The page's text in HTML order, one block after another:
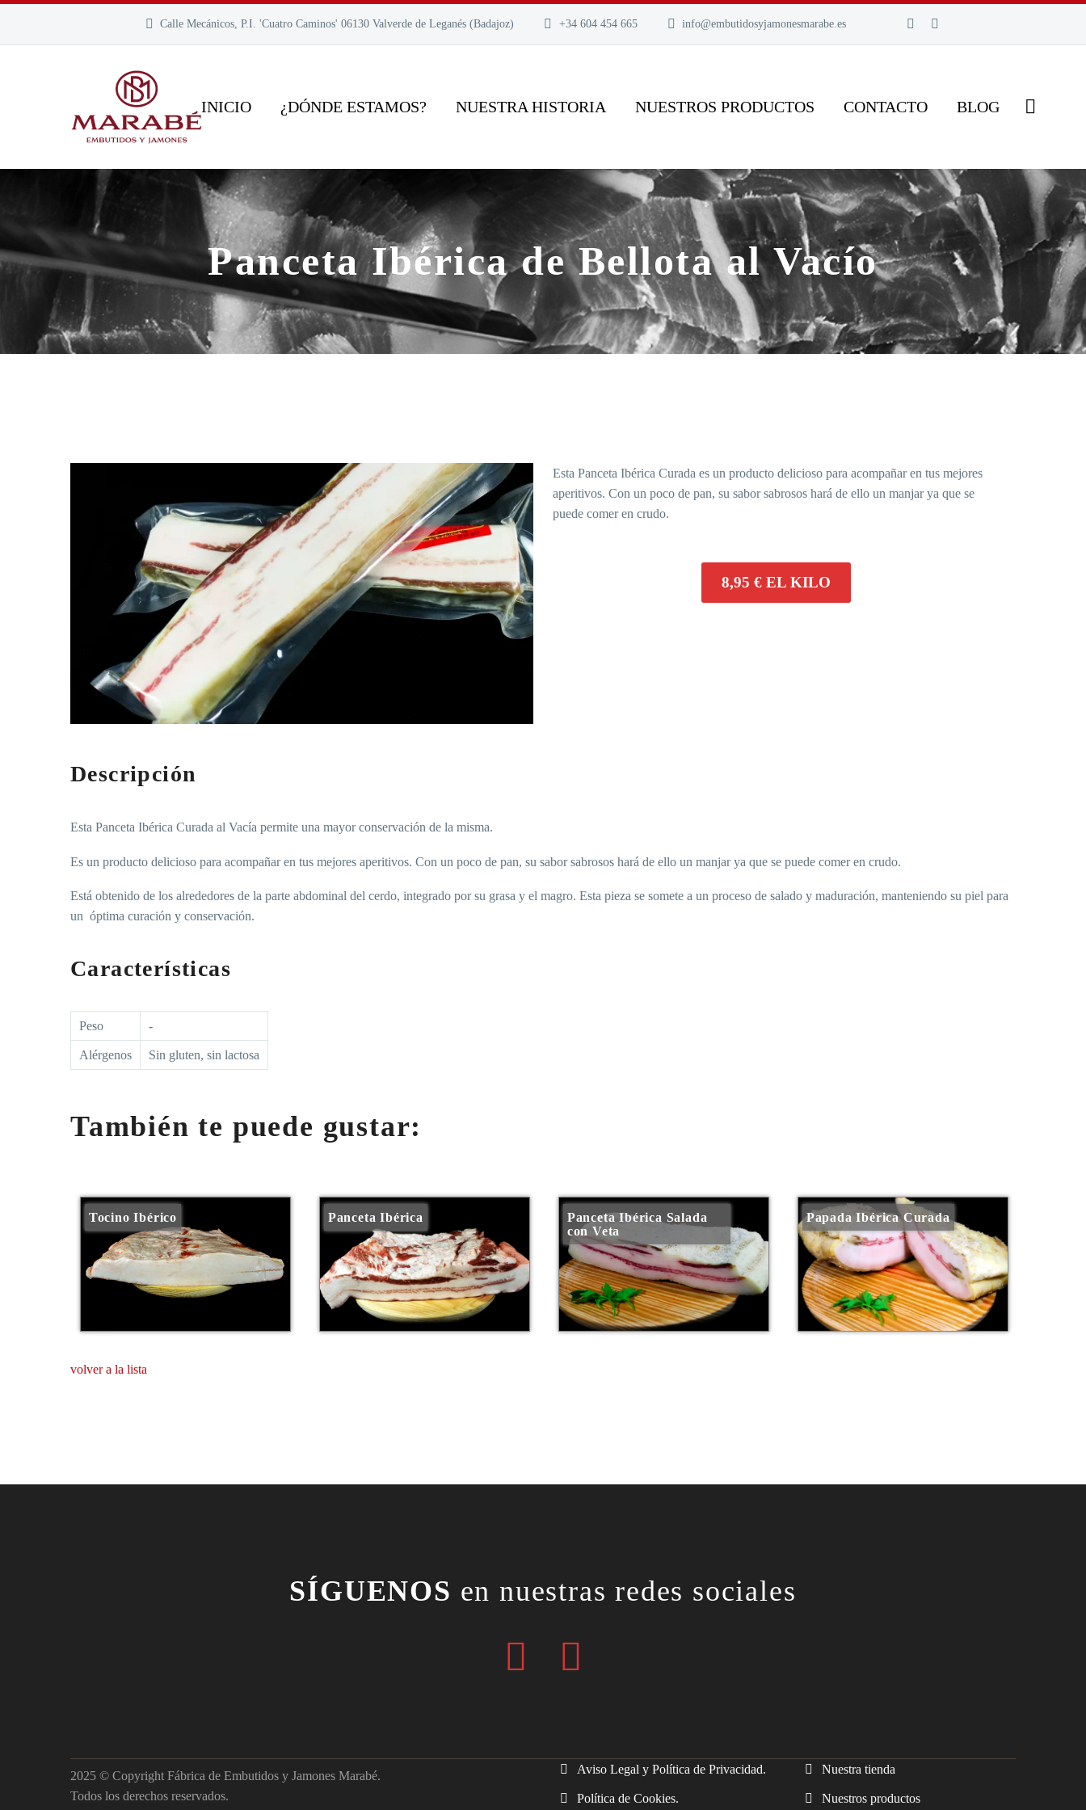
Calle Mecánicos, P.I. 'Cuatro Caminos' 06130 Valverde de Leganés (Badajoz) +34 604 454 665 info@embutidosyjamonesmarabe.es
INICIO ¿DÓNDE ESTAMOS? NUESTRA HISTORIA NUESTROS PRODUCTOS CONTACTO BLOG
Panceta Ibérica de Bellota al Vacío
Esta Panceta Ibérica Curada es un producto delicioso para acompañar en tus mejores
aperitivos. Con un poco de pan, su sabor sabrosos hará de ello un manjar ya que se
puede comer en crudo.
8,95 € EL KILO
Descripción
Esta Panceta Ibérica Curada al Vacía permite una mayor conservación de la misma.
Es un producto delicioso para acompañar en tus mejores aperitivos. Con un poco de pan, su sabor sabrosos hará de ello un manjar ya que se puede comer en crudo.
Está obtenido de los alrededores de la parte abdominal del cerdo, integrado por su grasa y el magro. Esta pieza se somete a un proceso de salado y maduración, manteniendo su piel para
un óptima curación y conservación.
Características
Peso -
Alérgenos Sin gluten, sin lactosa
También te puede gustar:
Tocino Ibérico Panceta Ibérica
Panceta Ibérica Salada
con Veta
Papada Ibérica Curada
volver a la lista
SÍGUENOS en nuestras redes sociales
2025 © Copyright Fábrica de Embutidos y Jamones Marabé.
Todos los derechos reservados.
Aviso Legal y Política de Privacidad.
Política de Cookies.
Nuestra tienda
Nuestros productos